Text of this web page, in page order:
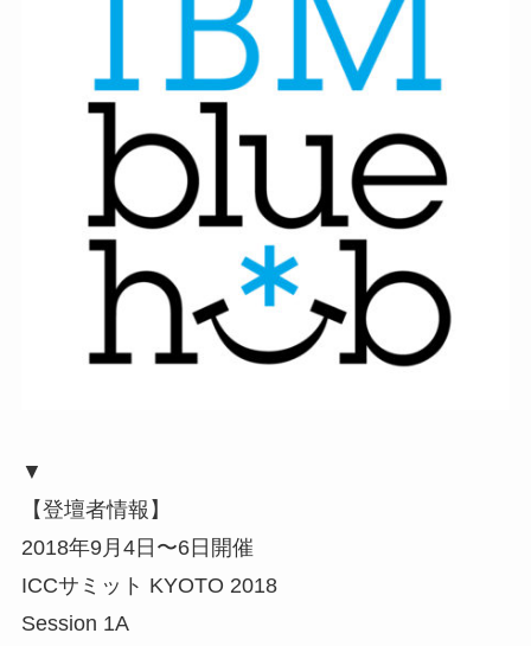
▼
【登壇者情報】
2018年9月4日〜6日開催
ICCサミット KYOTO 2018
Session 1A